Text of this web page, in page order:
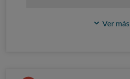
Ver más